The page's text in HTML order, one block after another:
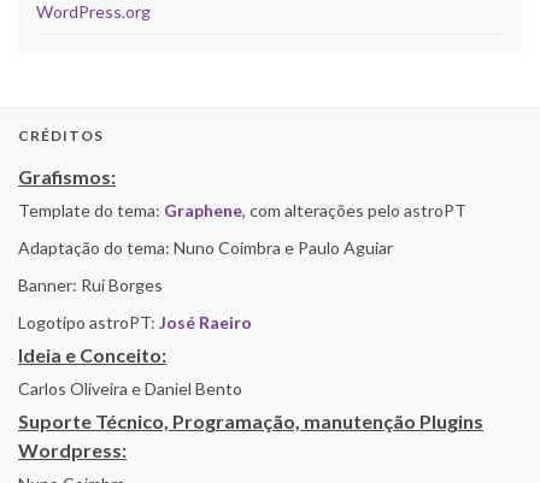
WordPress.org
CRÉDITOS
Grafismos:
Template do tema: Graphene, com alterações pelo astroPT
Adaptação do tema: Nuno Coimbra e Paulo Aguiar
Banner: Rui Borges
Logotipo astroPT: José Raeiro
Ideia e Conceito:
Carlos Oliveira e Daniel Bento
Suporte Técnico, Programação, manutenção Plugins
Wordpress: